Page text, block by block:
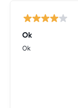
Ok
Ok